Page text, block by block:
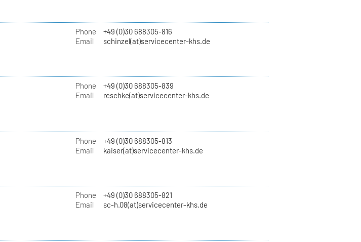
Phone
+49 (0)30 688305-816
Email
schinzel(at)servicecenter-khs.de
Phone
+49 (0)30 688305-839
Email
reschke(at)servicecenter-khs.de
Phone
+49 (0)30 688305-813
Email
kaiser(at)servicecenter-khs.de
Phone
+49 (0)30 688305-821
Email
sc-h.08(at)servicecenter-khs.de